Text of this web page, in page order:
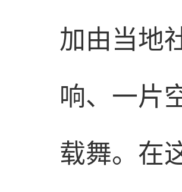
加由当地
响、一片
载舞。在